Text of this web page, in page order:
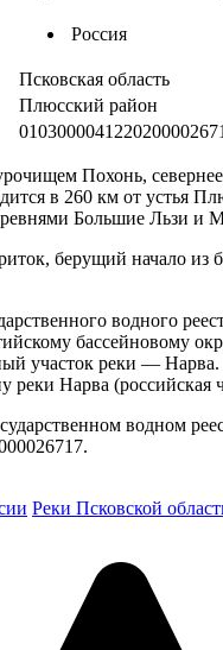
Россия
Псковская область
Плюсский район
Похонь,
в 260 км от устья
Большие Льзи и
берущий начало из
водного
бассейновому
участок реки —
реки Нарва (российская
водном
Реки Псковской